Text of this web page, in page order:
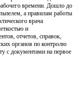
времени. Дошло до
а правилам работы
врача
и
отчетов, справок,
органов по контролю
с документами на первое